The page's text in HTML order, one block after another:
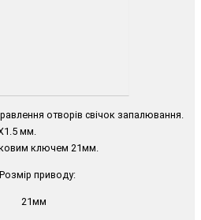
отворів свічок запалювання.
мм.
ключем 21мм.
приводу:
21мм